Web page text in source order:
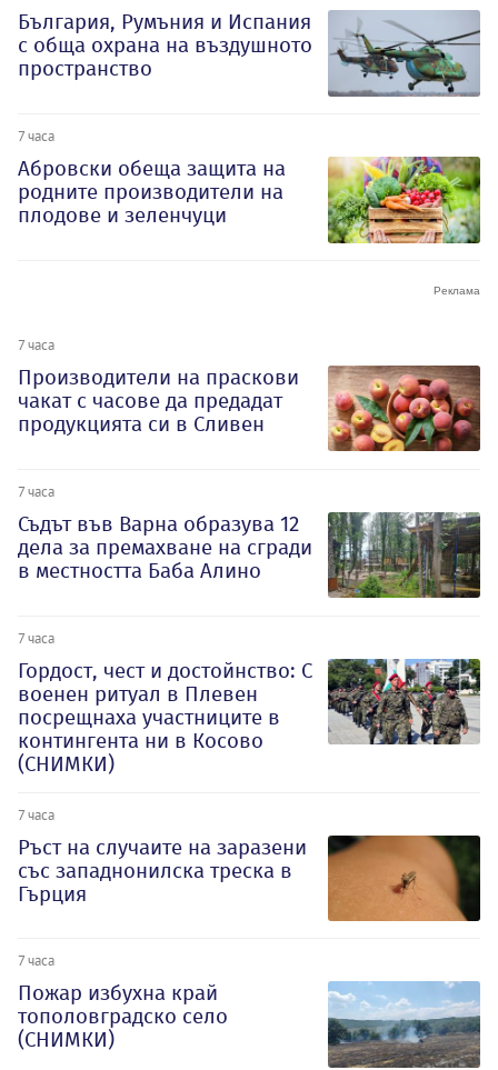
България, Румъния и Испания
с обща охрана на въздушното
пространство
7 часа
Абровски обеща защита на
родните производители на
плодове и зеленчуци
7 часа
Производители на праскови
чакат с часове да предадат
продукцията си в Сливен
7 часа
Съдът във Варна образува 12
дела за премахване на сгради
в местността Баба Алино
7 часа
Гордост, чест и достойнство: С
военен ритуал в Плевен
посрещнаха участниците в
контингента ни в Косово
(СНИМКИ)
7 часа
Ръст на случаите на заразени
със западнонилска треска в
Гърция
7 часа
Пожар избухна край
тополовградско село
(СНИМКИ)